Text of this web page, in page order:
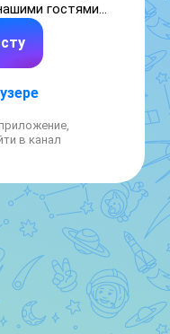
гостями:
и Г. С.
писателем
языке;
мордовских
ансамбля
в канал